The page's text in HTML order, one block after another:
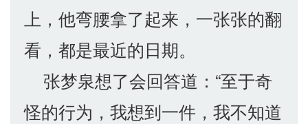
上，他弯腰拿了起来，一张张的翻
看，都是最近的日期。
张梦泉想了会回答道：“至于奇
怪的行为，我想到一件，我不知道